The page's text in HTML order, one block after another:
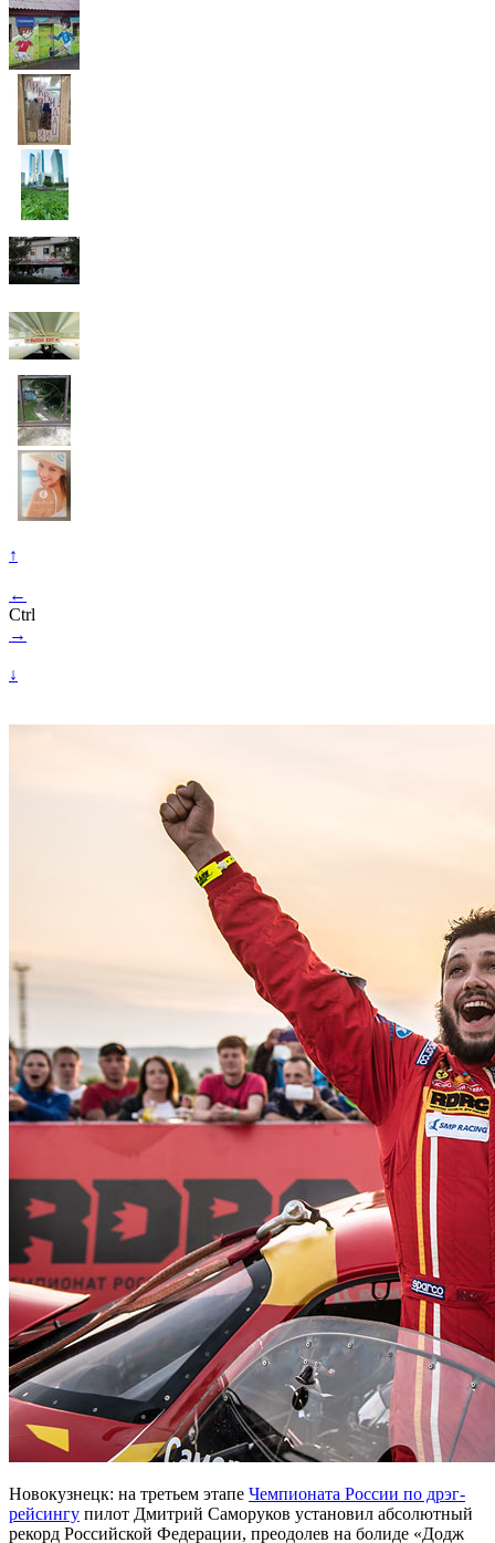
↑
←
Ctrl
→
↓
Новокузнецк: на третьем этапе Чемпионата России по дрэг-
рейсингу пилот Дмитрий Саморуков установил абсолютный
рекорд Российской Федерации, преодолев на болиде «Додж